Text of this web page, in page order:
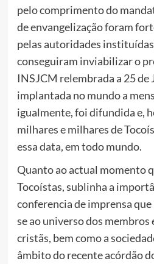
pelo comprimento do
de envangelização foram
pelas autoridades
conseguiram inviabilizar o
INSJCM relembrada a 25 de
implantada no mundo a
igualmente, foi difundida e,
milhares e milhares de
essa data, em todo mundo.
Quanto ao actual momento
Tocoístas, sublinha a
conferencia de imprensa
se ao universo dos membros
cristãs, bem como a
âmbito do recente acórdão